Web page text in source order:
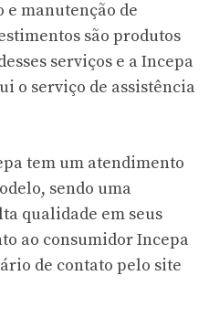
e manutenção de
são produtos
serviços e a Incepa
o serviço de assistência
tem um atendimento
sendo uma
qualidade em seus
ao consumidor Incepa
de contato pelo site